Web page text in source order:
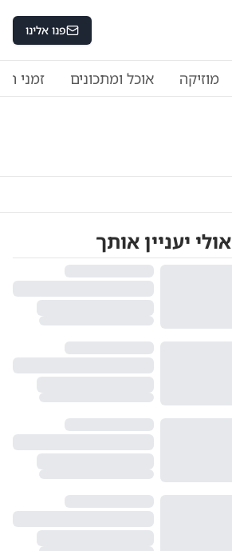
פנו אלינו
מוזיקה אוכל ומתכונים זמני
אולי יעניין אותך